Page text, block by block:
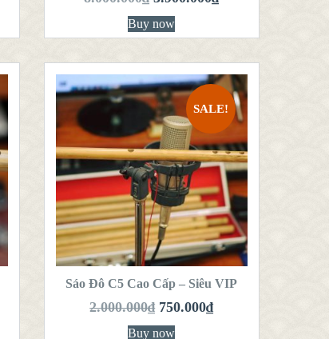
Buy now
SALE!
QUICK LOOK
VIEW DETAILS
THÊM VÀO GIỎ
HÀNG
Sáo Đô C5 Cao Cấp – Siêu VIP
2.000.000₫ 750.000₫
Buy now